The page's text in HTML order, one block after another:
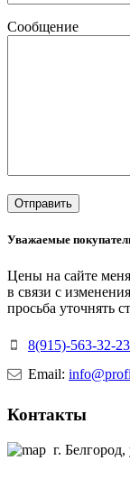
Сообщение
Уважаемые
Цены на сайте
в связи с
просьба уточнять
8(915)-563-32-23
Email:
Контакты
г.